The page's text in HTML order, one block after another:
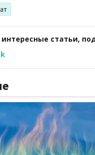
интересные статьи,